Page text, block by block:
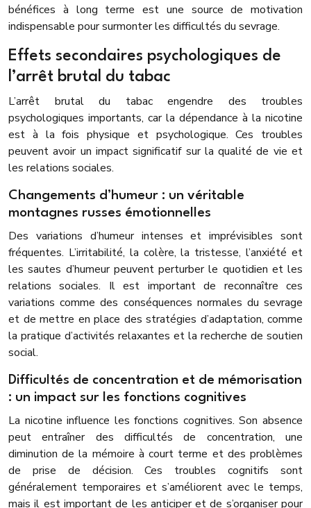
bénéfices à long terme est une source de motivation
indispensable pour surmonter les difficultés du sevrage.
Effets secondaires psychologiques de
l’arrêt brutal du tabac
L’arrêt brutal du tabac engendre des troubles
psychologiques importants, car la dépendance à la nicotine
est à la fois physique et psychologique. Ces troubles
peuvent avoir un impact significatif sur la qualité de vie et
les relations sociales.
Changements d’humeur : un véritable
montagnes russes émotionnelles
Des variations d’humeur intenses et imprévisibles sont
fréquentes. L’irritabilité, la colère, la tristesse, l’anxiété et
les sautes d’humeur peuvent perturber le quotidien et les
relations sociales. Il est important de reconnaître ces
variations comme des conséquences normales du sevrage
et de mettre en place des stratégies d’adaptation, comme
la pratique d’activités relaxantes et la recherche de soutien
social.
Difficultés de concentration et de mémorisation
: un impact sur les fonctions cognitives
La nicotine influence les fonctions cognitives. Son absence
peut entraîner des difficultés de concentration, une
diminution de la mémoire à court terme et des problèmes
de prise de décision. Ces troubles cognitifs sont
généralement temporaires et s’améliorent avec le temps,
mais il est important de les anticiper et de s’organiser pour